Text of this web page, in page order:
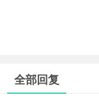
全部回复